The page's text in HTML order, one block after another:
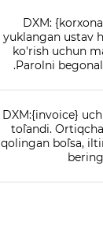
DXM:
yuklangan ustav
ko'rish uchun
.Parolni
DXM:{invoice}
to`landi.
qolingan bo`lsa,